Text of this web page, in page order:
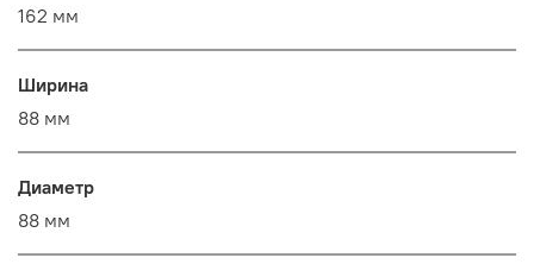
162 мм
Ширина
88 мм
Диаметр
88 мм